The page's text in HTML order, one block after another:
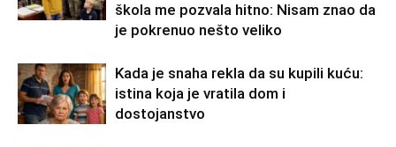
škola me pozvala hitno: Nisam znao da
je pokrenuo nešto veliko
Kada je snaha rekla da su kupili kuću:
istina koja je vratila dom i
dostojanstvo